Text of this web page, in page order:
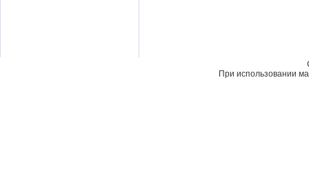
При использовании